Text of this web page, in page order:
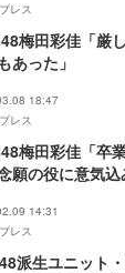
レス
梅田彩佳「厳
あった」
18:47
レス
梅田彩佳「卒
願の役に意気込
14:31
レス
派生ユニット